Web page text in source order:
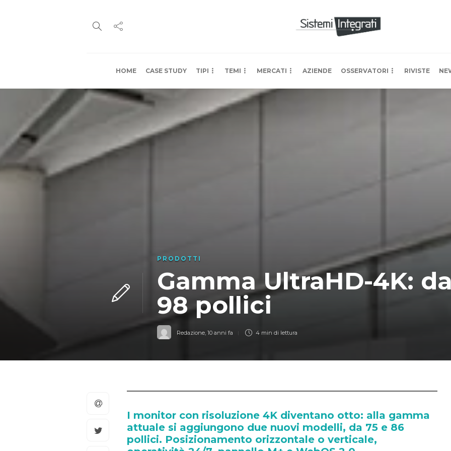
HOME CASE STUDY TIPI TEMI MERCATI AZIENDE OSSERVATORI RIVISTE
PRODOTTI
Gamma UltraHD-4K:
98 pollici
Redazione, 10 anni fa 4 min di lettura
I monitor con risoluzione 4K diventano otto: alla gamma
attuale si aggiungono due nuovi modelli, da 75 e 86
pollici. Posizionamento orizzontale o verticale,